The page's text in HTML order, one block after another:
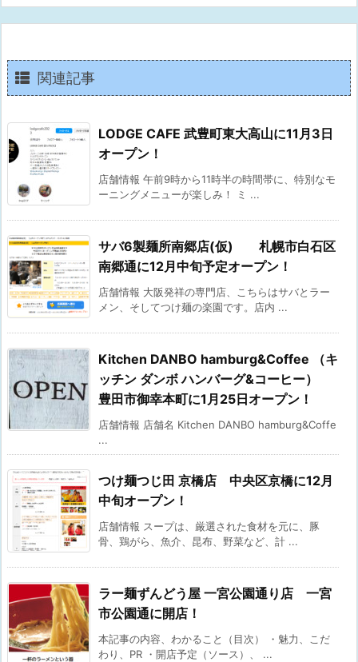
関連記事
LODGE CAFE 武豊町東大高山に11月3日
オープン！
店舗情報 午前9時から11時半の時間帯に、特別なモ
ーニングメニューが楽しみ！ ミ ...
サバ6製麺所南郷店(仮) 札幌市白石区
南郷通に12月中旬予定オープン！
店舗情報 大阪発祥の専門店、こちらはサバとラー
メン、そしてつけ麺の楽園です。店内 ...
Kitchen DANBO hamburg&Coffee （キ
ッチン ダンボ ハンバーグ&コーヒー）
豊田市御幸本町に1月25日オープン！
店舗情報 店舗名 Kitchen DANBO hamburg&Coffe
...
つけ麺つじ田 京橋店 中央区京橋に12月
中旬オープン！
店舗情報 スープは、厳選された食材を元に、豚
骨、鶏がら、魚介、昆布、野菜など、計 ...
ラー麺ずんどう屋 一宮公園通り店 一宮
市公園通に開店！
本記事の内容、わかること（目次） ・魅力、こだ
わり、PR ・開店予定（ソース）、 ...